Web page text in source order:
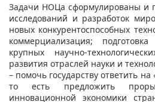
Задачи НОЦа сформулированы и
исследований и разработок
новых конкурентоспособных
коммерциализация;
крупных научно-
развития отраслей науки и
– помочь государству ответить
то есть предложить
инновационной экономики